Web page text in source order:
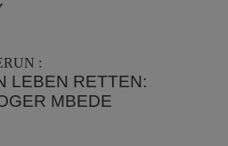
:
LEBEN RETTEN:
MBEDE